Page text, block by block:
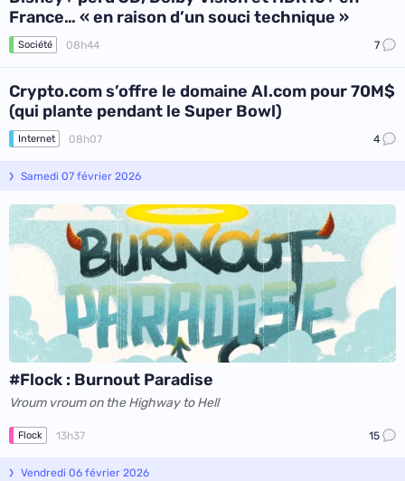
France… « en raison d’un souci technique »
Société 08h44 7
Crypto.com s’offre le domaine AI.com pour 70M$
(qui plante pendant le Super Bowl)
Internet 08h07 4
Samedi 07 février 2026
#Flock : Burnout Paradise
Vroum vroum on the Highway to Hell
Flock 13h37 15
Vendredi 06 février 2026